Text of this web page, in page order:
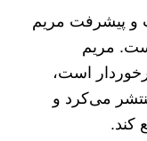
و پیشرفت مریم
است. مریم
است،
می‌کرد و
کند.